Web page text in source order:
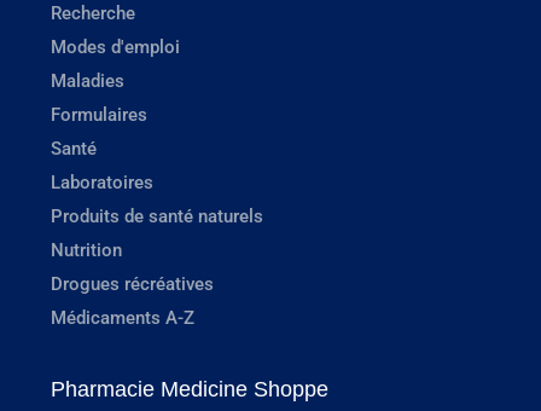
Recherche
Modes d'emploi
Maladies
Formulaires
Santé
Laboratoires
Produits de santé naturels
Nutrition
Drogues récréatives
Médicaments A-Z
Pharmacie Medicine Shoppe